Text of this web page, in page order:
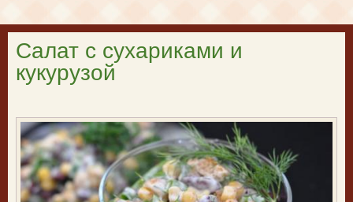
Салат с сухариками и
кукурузой